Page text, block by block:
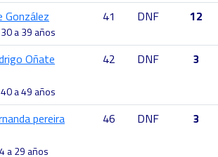
González
a 39 años
41 DNF 12
Oñate
a 49 años
42 DNF 3
pereira
a 29 años
46 DNF 3